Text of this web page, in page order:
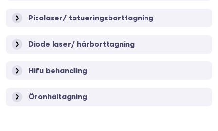
Picolaser/ tatueringsborttagning
Diode laser/ hårborttagning
Hifu behandling
Öronhåltagning